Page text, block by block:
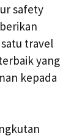
safety
travel
yang
kepada